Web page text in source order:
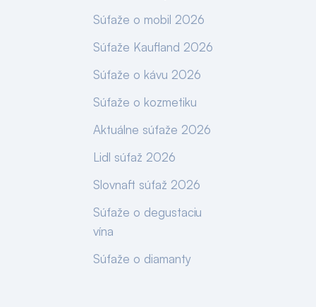
Súťaže o mobil 2026
Súťaže Kaufland 2026
Súťaže o kávu 2026
Súťaže o kozmetiku
Aktuálne súťaže 2026
Lidl súťaž 2026
Slovnaft súťaž 2026
Súťaže o degustaciu
vína
Súťaže o diamanty